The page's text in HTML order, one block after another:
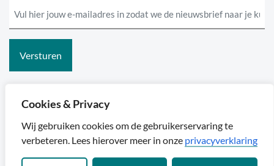
Cookies & Privacy
Wij gebruiken cookies om de gebruikerservaring te
verbeteren. Lees hierover meer in onze privacyverklaring